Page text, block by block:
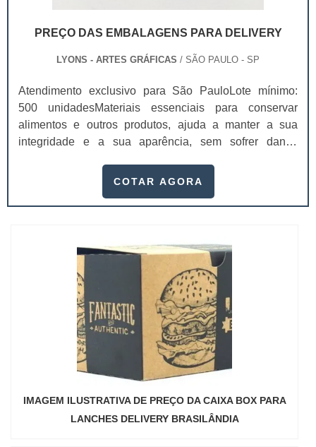
PREÇO DAS EMBALAGENS PARA DELIVERY
LYONS - ARTES GRÁFICAS / SÃO PAULO - SP
Atendimento exclusivo para São PauloLote mínimo:
500 unidadesMateriais essenciais para conservar
alimentos e outros produtos, ajuda a manter a sua
integridade e a sua aparência, sem sofrer danos
os clientes. Dependendo da qualidade da proteção, o
são usadas por vários setores, como alimentício,
COTAR AGORA
IMAGEM ILUSTRATIVA DE PREÇO DA CAIXA BOX PARA
LANCHES DELIVERY BRASILÂNDIA